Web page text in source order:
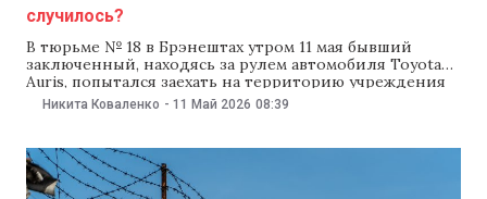
случилось?
В тюрьме № 18 в Брэнештах утром 11 мая бывший
заключенный, находясь за рулем автомобиля Toyota
Auris, попытался заехать на территорию учреждения
через въездные ворота. Сотрудники открыли
администрации тюрем. Как сообщили в ведомстве, у
водителя были явные признаки опьянения.
Никита Коваленко - 11 Май 2026 08:39